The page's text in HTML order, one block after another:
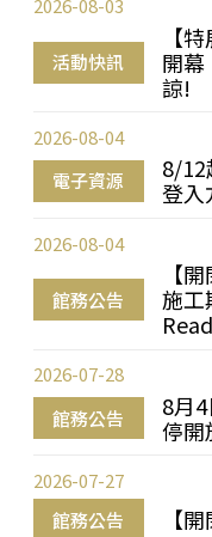
活動快訊
【
開幕
諒!
2026-08-03
電子資源
8/
登入
2026-08-04
館務公告
【
施工
2026-08-04
館務公告
8月
停開
2026-07-28
館務公告 【
2026-07-27